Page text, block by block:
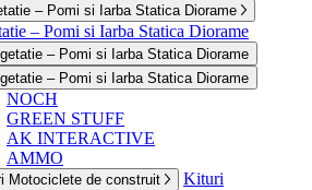
– Pomi si Iarba Statica Diorame
– Pomi si Iarba Statica Diorame
– Pomi si Iarba Statica Diorame
– Pomi si Iarba Statica Diorame
NOCH
GREEN STUFF
AK INTERACTIVE
AMMO
Motociclete de construit
Kituri